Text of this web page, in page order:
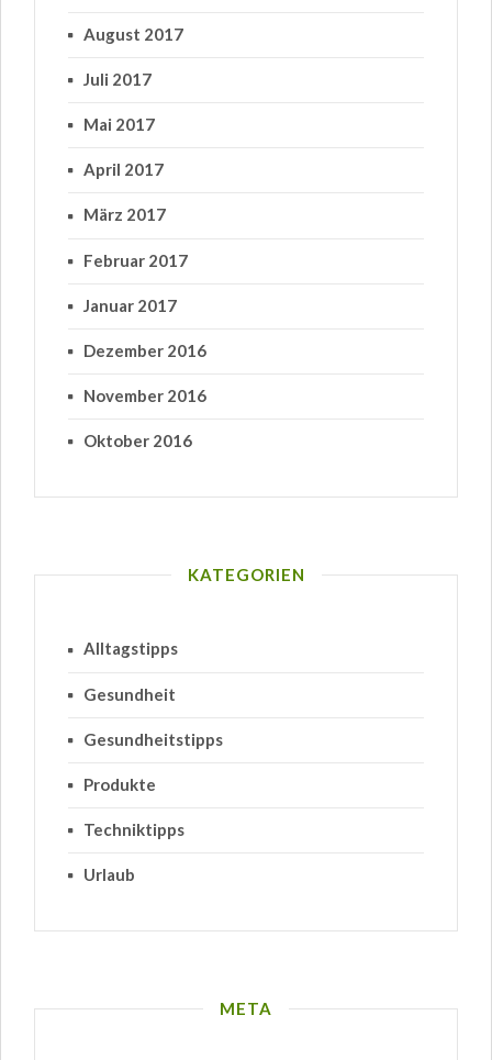
August 2017
Juli 2017
Mai 2017
April 2017
März 2017
Februar 2017
Januar 2017
Dezember 2016
November 2016
Oktober 2016
KATEGORIEN
Alltagstipps
Gesundheit
Gesundheitstipps
Produkte
Techniktipps
Urlaub
META